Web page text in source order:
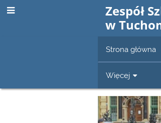
Zespół
w
Strona główna
Więcej
Strona